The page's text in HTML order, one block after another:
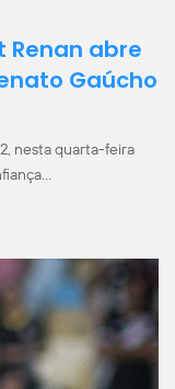
Renan abre
Gaúcho
nesta quarta-feira